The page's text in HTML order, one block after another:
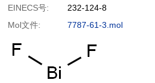
EINECS号:
232-124-8
Mol文件:
7787-61-3.mol